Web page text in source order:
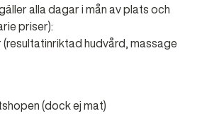
alla dagar i mån av plats och
priser):
(resultatinriktad hudvård, massage
(dock ej mat)